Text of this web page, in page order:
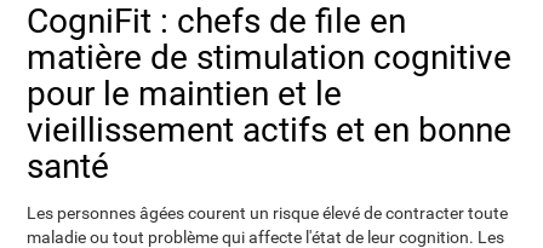
CogniFit : chefs de file en
matière de stimulation cognitive
pour le maintien et le
vieillissement actifs et en bonne
santé
Les personnes âgées courent un risque élevé de contracter toute
maladie ou tout problème qui affecte l'état de leur cognition. Les